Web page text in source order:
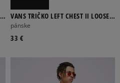
VANS TRIČKO LEFT CHEST II LOOSE
SS
pánske
33 €